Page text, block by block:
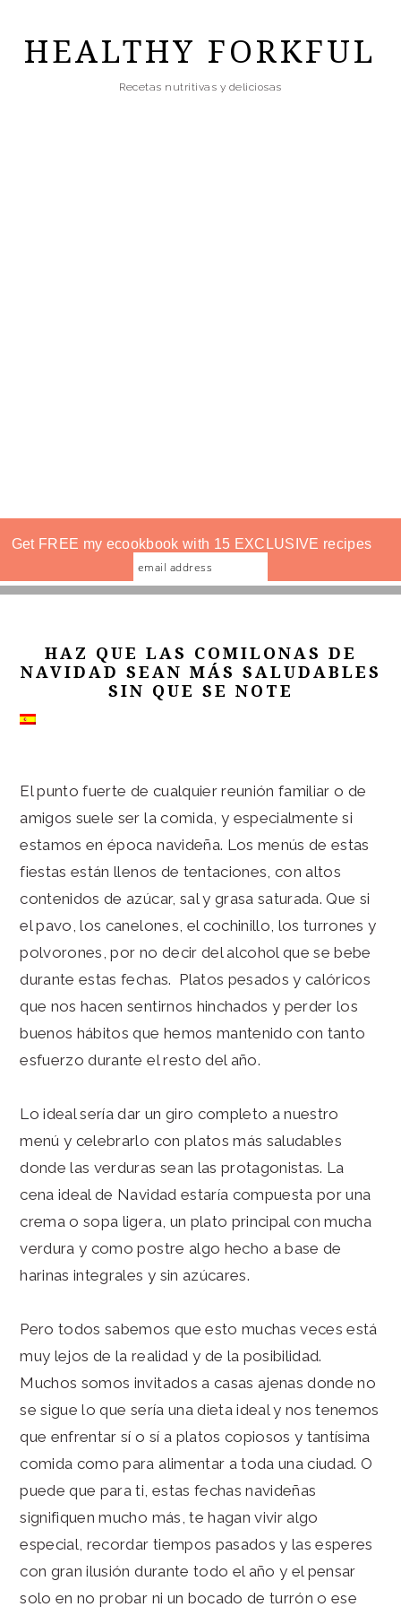
mainHEALTHY FORKFUL
Recetas nutritivas y deliciosas
Get FREE my ecookbook with 15 EXCLUSIVE recipes
HAZ QUE LAS COMILONAS DE
NAVIDAD SEAN MÁS SALUDABLES
SIN QUE SE NOTE
El punto fuerte de cualquier reunión familiar o de
amigos suele ser la comida, y especialmente si
estamos en época navideña. Los menús de estas
fiestas están llenos de tentaciones, con altos
contenidos de azúcar, sal y grasa saturada. Que si
el pavo, los canelones, el cochinillo, los turrones y
polvorones, por no decir del alcohol que se bebe
durante estas fechas. Platos pesados y calóricos
que nos hacen sentirnos hinchados y perder los
buenos hábitos que hemos mantenido con tanto
esfuerzo durante el resto del año.
Lo ideal sería dar un giro completo a nuestro
menú y celebrarlo con platos más saludables
donde las verduras sean las protagonistas. La
cena ideal de Navidad estaría compuesta por una
crema o sopa ligera, un plato principal con mucha
verdura y como postre algo hecho a base de
harinas integrales y sin azúcares.
Pero todos sabemos que esto muchas veces está
muy lejos de la realidad y de la posibilidad.
Muchos somos invitados a casas ajenas donde no
se sigue lo que sería una dieta ideal y nos tenemos
que enfrentar sí o sí a platos copiosos y tantísima
comida como para alimentar a toda una ciudad. O
puede que para ti, estas fechas navideñas
signifiquen mucho más, te hagan vivir algo
especial, recordar tiempos pasados y las esperes
con gran ilusión durante todo el año y el pensar
solo en no probar ni un bocado de turrón o ese